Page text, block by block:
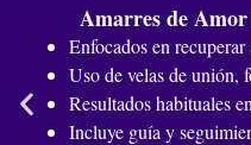
Amarres de
Enfocados en recuperar
Uso de velas de unión,
Resultados habituales
Incluye guía y